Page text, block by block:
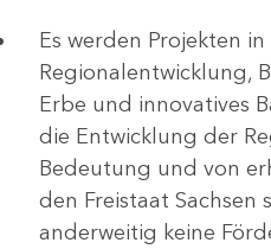
Es werden Projekten
Regionalentwicklung,
Erbe und innovatives
die Entwicklung der
Bedeutung und von
den Freistaat Sachsen
anderweitig keine